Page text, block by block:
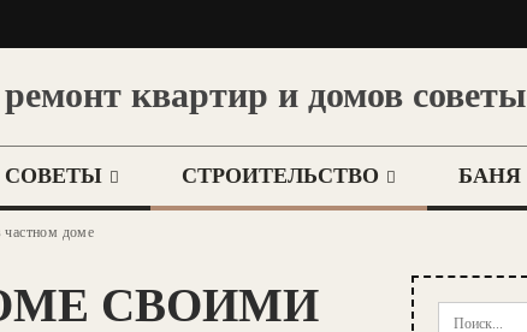
квартир и домов советы
СОВЕТЫ СТРОИТЕЛЬСТВО БАНЯ
частном доме
СВОИМИ